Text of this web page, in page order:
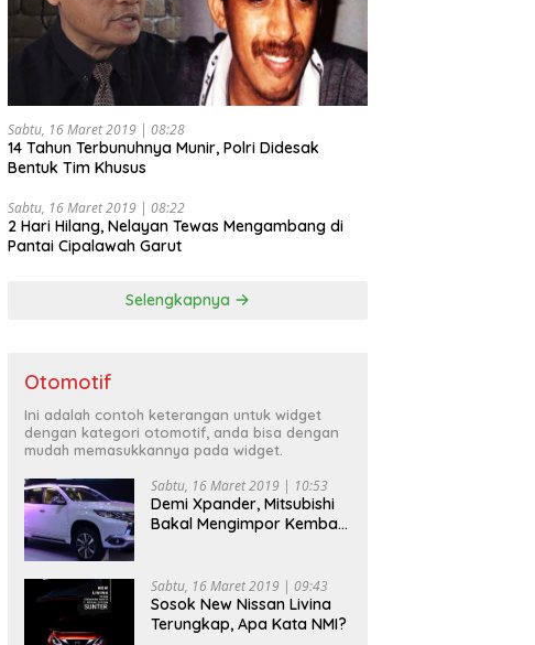
Sabtu, 16 Maret 2019 | 08:28
14 Tahun Terbunuhnya Munir, Polri Didesak
Bentuk Tim Khusus
Sabtu, 16 Maret 2019 | 08:22
2 Hari Hilang, Nelayan Tewas Mengambang di
Pantai Cipalawah Garut
Selengkapnya
Otomotif
Ini adalah contoh keterangan untuk widget
dengan kategori otomotif, anda bisa dengan
mudah memasukkannya pada widget.
Sabtu, 16 Maret 2019 | 10:53
Demi Xpander, Mitsubishi
Bakal Mengimpor Kembali
Sabtu, 16 Maret 2019 | 09:43
Sosok New Nissan Livina
Terungkap, Apa Kata NMI?